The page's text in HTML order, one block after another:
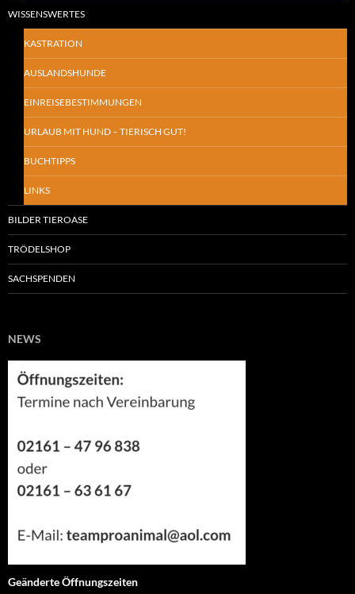
WISSENSWERTES
KASTRATION
AUSLANDSHUNDE
EINREISEBESTIMMUNGEN
URLAUB MIT HUND – TIERISCH GUT!
BUCHTIPPS
LINKS
BILDER TIEROASE
TRÖDELSHOP
SACHSPENDEN
NEWS
Geänderte Öffnungszeiten